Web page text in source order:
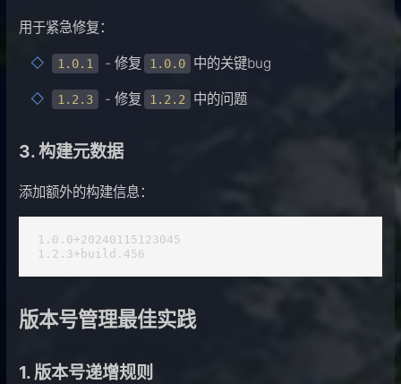
用于紧急修复：
1.0.1 - 修复 1.0.0 中的关键bug
1.2.3 - 修复 1.2.2 中的问题
3. 构建元数据
添加额外的构建信息：
1.0.0+20240115123045
1.2.3+build.456
版本号管理最佳实践
1. 版本号递增规则